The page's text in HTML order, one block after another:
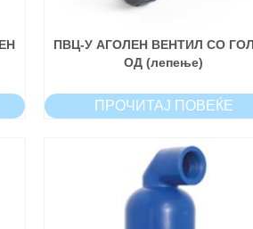
ПВЦ-У АГОЛЕН ВЕНТИЛ СО
ОД (лепење)
ПРОЧИТАЈ ПОВЕЌЕ